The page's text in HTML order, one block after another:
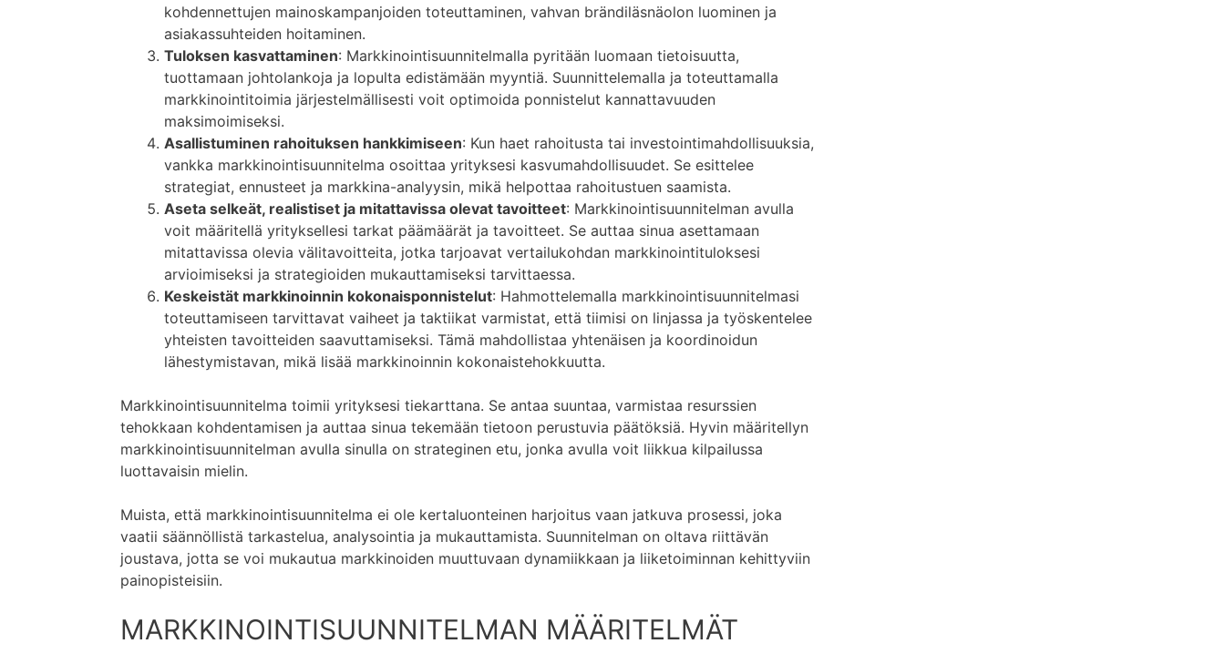
kohdennettujen mainoskampanjoiden toteuttaminen, vahvan brändiläsnäolon luominen ja
asiakassuhteiden hoitaminen.
Tuloksen kasvattaminen: Markkinointisuunnitelmalla pyritään luomaan tietoisuutta,
tuottamaan johtolankoja ja lopulta edistämään myyntiä. Suunnittelemalla ja toteuttamalla
markkinointitoimia järjestelmällisesti voit optimoida ponnistelut kannattavuuden
maksimoimiseksi.
Asallistuminen rahoituksen hankkimiseen: Kun haet rahoitusta tai investointimahdollisuuksia,
vankka markkinointisuunnitelma osoittaa yrityksesi kasvumahdollisuudet. Se esittelee
strategiat, ennusteet ja markkina-analyysin, mikä helpottaa rahoitustuen saamista.
Aseta selkeät, realistiset ja mitattavissa olevat tavoitteet: Markkinointisuunnitelman avulla
voit määritellä yrityksellesi tarkat päämäärät ja tavoitteet. Se auttaa sinua asettamaan
mitattavissa olevia välitavoitteita, jotka tarjoavat vertailukohdan markkinointituloksesi
arvioimiseksi ja strategioiden mukauttamiseksi tarvittaessa.
Keskeistät markkinoinnin kokonaisponnistelut: Hahmottelemalla markkinointisuunnitelmasi
toteuttamiseen tarvittavat vaiheet ja taktiikat varmistat, että tiimisi on linjassa ja työskentelee
yhteisten tavoitteiden saavuttamiseksi. Tämä mahdollistaa yhtenäisen ja koordinoidun
lähestymistavan, mikä lisää markkinoinnin kokonaistehokkuutta.
Markkinointisuunnitelma toimii yrityksesi tiekarttana. Se antaa suuntaa, varmistaa resurssien
tehokkaan kohdentamisen ja auttaa sinua tekemään tietoon perustuvia päätöksiä. Hyvin määritellyn
markkinointisuunnitelman avulla sinulla on strateginen etu, jonka avulla voit liikkua kilpailussa
luottavaisin mielin.
Muista, että markkinointisuunnitelma ei ole kertaluonteinen harjoitus vaan jatkuva prosessi, joka
vaatii säännöllistä tarkastelua, analysointia ja mukauttamista. Suunnitelman on oltava riittävän
joustava, jotta se voi mukautua markkinoiden muuttuvaan dynamiikkaan ja liiketoiminnan kehittyviin
painopisteisiin.
MARKKINOINTISUUNNITELMAN MÄÄRITELMÄT